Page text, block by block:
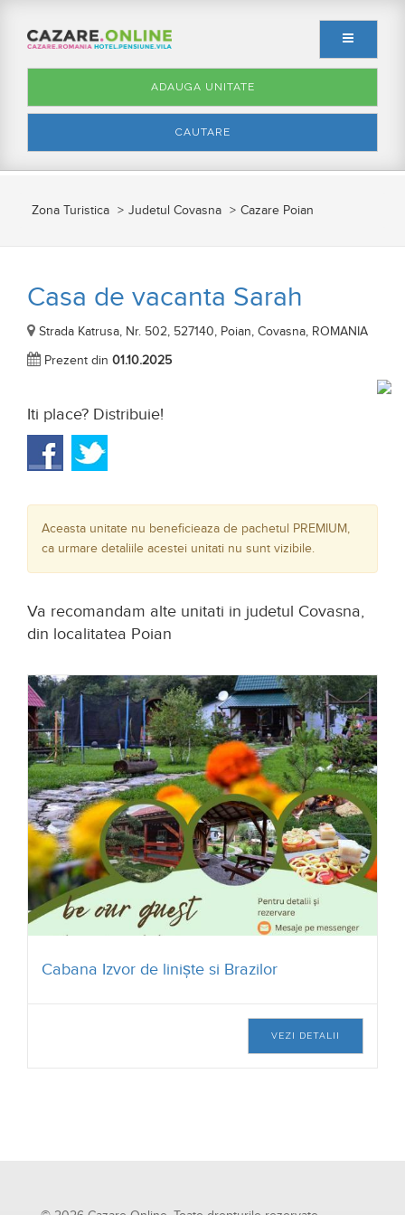
CAUTARE
ADAUGA UNITATE
Zona Turistica Judetul Covasna Cazare Poian
Casa de vacanta Sarah
Strada Katrusa, Nr. 502, 527140, Poian, Covasna, ROMANIA
Prezent din 01.10.2025
Iti place? Distribuie!
Aceasta unitate nu beneficieaza de pachetul PREMIUM,
ca urmare detaliile acestei unitati nu sunt vizibile.
Va recomandam alte unitati in judetul Covasna,
din localitatea Poian
Cabana Izvor de liniște si Brazilor
VEZI DETALII